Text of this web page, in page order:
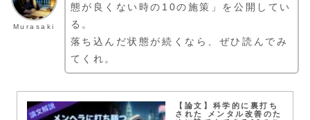
Murasaki
態が良くない時の10の施策」を公開してい
る。
落ち込んだ状態が続くなら、ぜひ読んでみ
てくれ。
【論文】科学的に裏打ち
された メンタル改善のた